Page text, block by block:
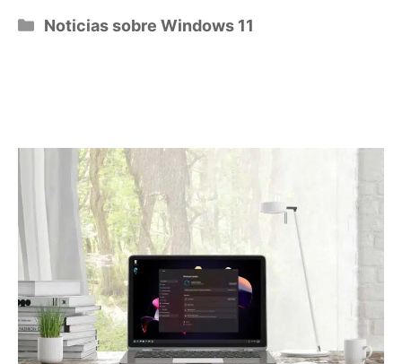
Categorías
Noticias sobre Windows 11